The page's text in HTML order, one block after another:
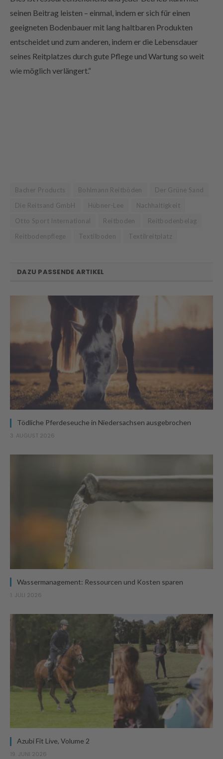
seinen Beitrag leisten – einmal, indem er sich für einen
geeigneten Bodenbauer mit lang haltbaren Produkten
entscheidet und zum anderen, indem er die Lebensdauer
seines Reitplatzes durch gute Pflege und Wartung so weit
wie möglich verlängert.“
Bacher Products Bohlmann Reitböden
Der Grüne Sand
Die Reitsand GmbH
Hübner-Lee
Nachhaltigkeit
Otto Sport International
Reitboden
Reitbodenbelag
Reitbodenpflege
Textilboden Textilreitplatz
DAZU PASSENDE ARTIKEL
Tödliche Pferdeseuche in Niedersachsen ausgebrochen
3. AUGUST 2026
Wassermanagement: Ressourcen und Kosten sparen
1. JULI 2026
Azubi Fit Live, Volume 2
19. JUNI 2026